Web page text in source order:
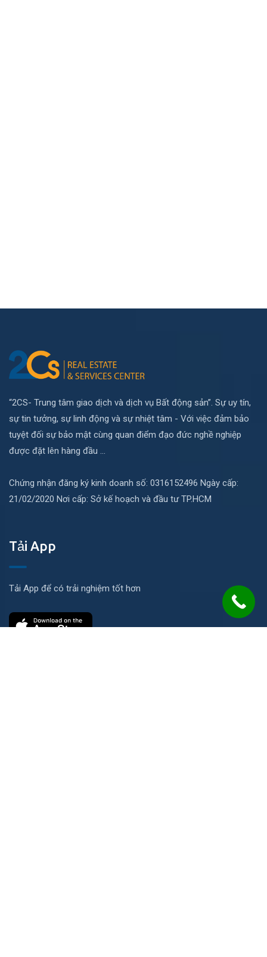
“2CS- Trung tâm giao dịch và dịch vụ Bất động sản”. Sự uy tín,
sự tin tưởng, sự linh động và sự nhiệt tâm - Với việc đảm bảo
tuyệt đối sự bảo mật cùng quan điểm đạo đức nghề nghiệp
được đặt lên hàng đầu ...
Chứng nhận đăng ký kinh doanh số: 0316152496 Ngày cấp:
21/02/2020 Nơi cấp: Sở kế hoạch và đầu tư TP.HCM
Tải App
Tải App để có trải nghiệm tốt hơn